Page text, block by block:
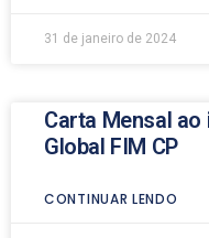
31 de janeiro de 2024
Carta Mensal
Global FIM CP
CONTINUAR LENDO